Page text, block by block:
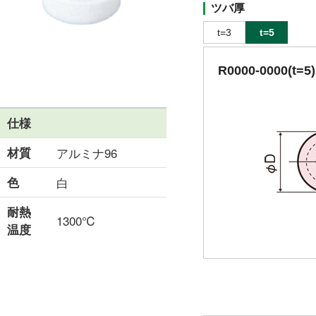
仕様
材質
アルミナ96
色 白
耐熱
温度
1300℃
ツバ厚
t=3 t=5
R0000-0000(t=5)